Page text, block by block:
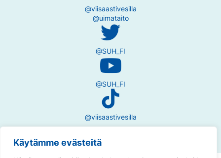
Käytämme evästeitä
@viisaastivesilla
@uimataito
@SUH_FI
@SUH_FI
@viisaastivesilla